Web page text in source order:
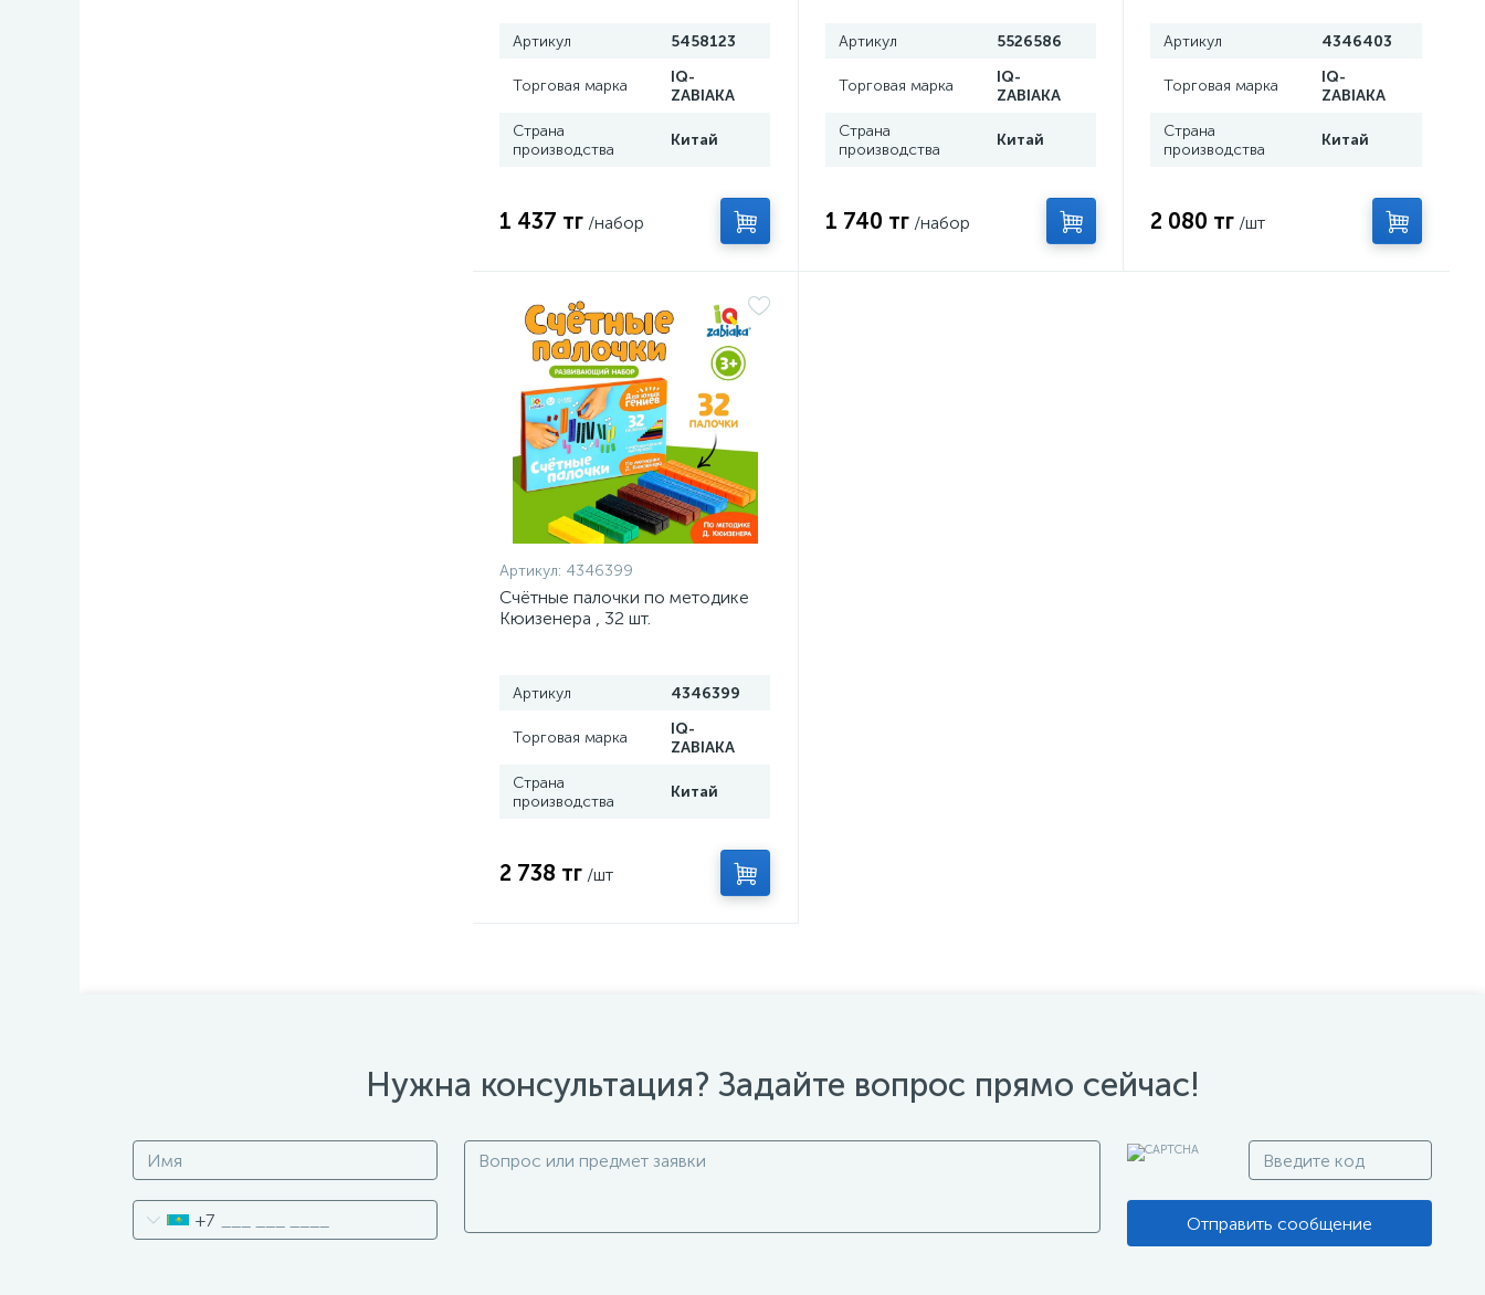
Артикул 5458123
Торговая марка
IQ-
ZABIAKA
Страна
производства
Китай
1 437 тг /набор
Артикул 5526586
Торговая марка
IQ-
ZABIAKA
Страна
производства
Китай
1 740 тг /набор
Артикул 4346403
Торговая марка
IQ-
ZABIAKA
Страна
производства
Китай
2 080 тг /шт
Артикул: 4346399
Счётные палочки по методике
Кюизенера , 32 шт.
Артикул 4346399
Торговая марка
IQ-
ZABIAKA
Страна
производства
Китай
2 738 тг /шт
Нужна консультация? Задайте вопрос прямо сейчас!
+7 Отправить сообщение